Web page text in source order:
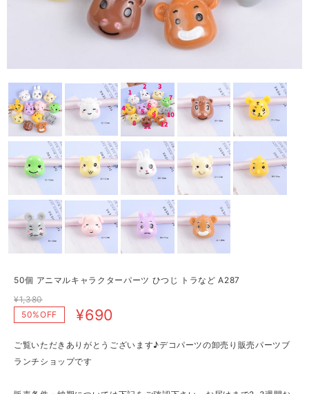
50個 アニマルキャラクターパーツ ひつじ トラなど A287
¥1,380
50%OFF
¥690
ご覧いただきありがとうございます♪デコパーツの卸売り販売パーツブ
ランチショップです